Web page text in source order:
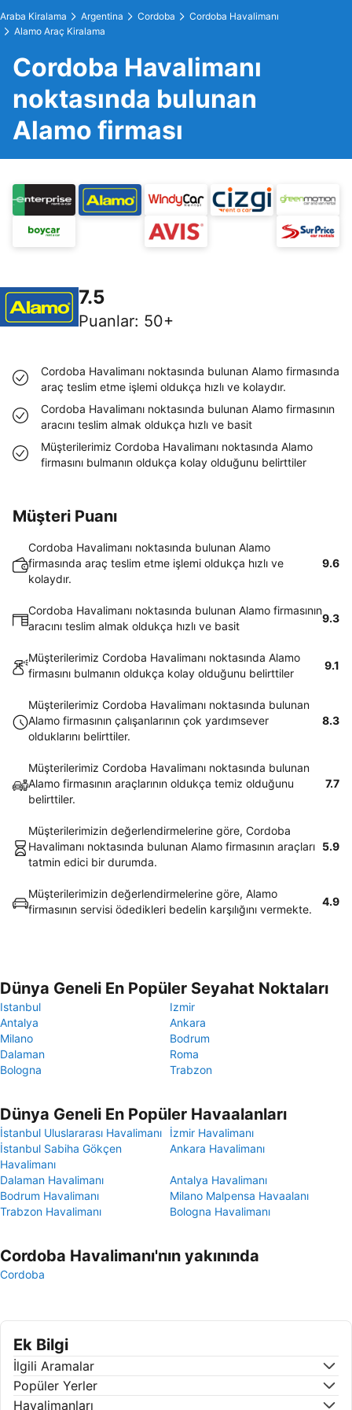
Araba Kiralama Argentina Cordoba
Cordoba Havalimanı
Alamo Araç Kiralama
Cordoba Havalimanı
noktasında bulunan
Alamo firması
7.5
Puanlar: 50+
Cordoba Havalimanı noktasında bulunan Alamo firmasında
araç teslim etme işlemi oldukça hızlı ve kolaydır.
Cordoba Havalimanı noktasında bulunan Alamo firmasının
aracını teslim almak oldukça hızlı ve basit
Müşterilerimiz Cordoba Havalimanı noktasında Alamo
firmasını bulmanın oldukça kolay olduğunu belirttiler
Müşteri Puanı
Cordoba Havalimanı noktasında bulunan Alamo
firmasında araç teslim etme işlemi oldukça hızlı ve
kolaydır.
9.6
Cordoba Havalimanı noktasında bulunan Alamo firmasının
aracını teslim almak oldukça hızlı ve basit
9.3
Müşterilerimiz Cordoba Havalimanı noktasında Alamo
firmasını bulmanın oldukça kolay olduğunu belirttiler
9.1
Müşterilerimiz Cordoba Havalimanı noktasında bulunan
Alamo firmasının çalışanlarının çok yardımsever
olduklarını belirttiler.
8.3
Müşterilerimiz Cordoba Havalimanı noktasında bulunan
Alamo firmasının araçlarının oldukça temiz olduğunu
belirttiler.
7.7
Müşterilerimizin değerlendirmelerine göre, Cordoba
Havalimanı noktasında bulunan Alamo firmasının araçları
tatmin edici bir durumda.
5.9
Müşterilerimizin değerlendirmelerine göre, Alamo
firmasının servisi ödedikleri bedelin karşılığını vermekte.
4.9
Dünya Geneli En Popüler Seyahat Noktaları
Istanbul
Izmir
Antalya
Ankara
Milano
Bodrum
Dalaman
Roma
Bologna
Trabzon
Dünya Geneli En Popüler Havaalanları
İstanbul Uluslararası Havalimanı
İzmir Havalimanı
İstanbul Sabiha Gökçen
Havalimanı
Ankara Havalimanı
Dalaman Havalimanı
Antalya Havalimanı
Bodrum Havalimanı
Milano Malpensa Havaalanı
Trabzon Havalimanı
Bologna Havalimanı
Cordoba Havalimanı'nın yakınında
Cordoba
Ek Bilgi
İlgili Aramalar
Popüler Yerler
Havalimanları